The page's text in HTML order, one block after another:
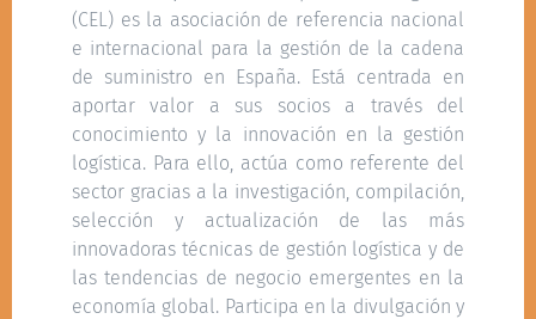
(CEL) es la asociación de referencia nacional
e internacional para la gestión de la cadena
de suministro en España. Está centrada en
aportar valor a sus socios a través del
conocimiento y la innovación en la gestión
logística. Para ello, actúa como referente del
sector gracias a la investigación, compilación,
selección y actualización de las más
innovadoras técnicas de gestión logística y de
las tendencias de negocio emergentes en la
economía global. Participa en la divulgación y